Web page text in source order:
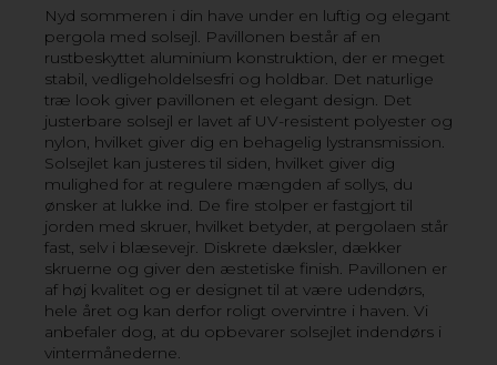
Nyd sommeren i din have under en luftig og elegant
pergola med solsejl. Pavillonen består af en
rustbeskyttet aluminium konstruktion, der er meget
stabil, vedligeholdelsesfri og holdbar. Det naturlige
træ look giver pavillonen et elegant design. Det
justerbare solsejl er lavet af UV-resistent polyester og
nylon, hvilket giver dig en behagelig lystransmission.
Solsejlet kan justeres til siden, hvilket giver dig
mulighed for at regulere mængden af sollys, du
ønsker at lukke ind. De fire stolper er fastgjort til
jorden med skruer, hvilket betyder, at pergolaen står
fast, selv i blæsevejr. Diskrete dæksler, dækker
skruerne og giver den æstetiske finish. Pavillonen er
af høj kvalitet og er designet til at være udendørs,
hele året og kan derfor roligt overvintre i haven. Vi
anbefaler dog, at du opbevarer solsejlet indendørs i
vintermånederne.
GOP FLORIDA SOLSEJL
GOP MORENO PERGOLA GARDIN
GOP SOUTH BEACH PERGOLA GARDIN
GOP VENTURA PERGOLA GARDIN
GOP MERIDIEN PERGOLA GARDIN
GOP VERONA PERGOLA GARDIN
GOP MESSINA PERGOLA GARDINER